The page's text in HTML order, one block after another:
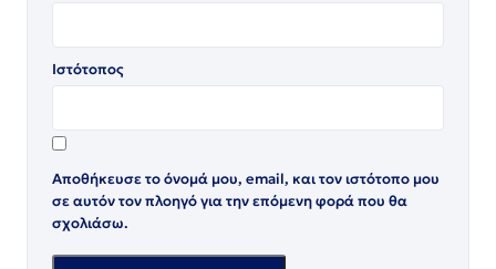
Ιστότοπος
Αποθήκευσε το όνομά μου, email, και τον ιστότοπο μου
σε αυτόν τον πλοηγό για την επόμενη φορά που θα
σχολιάσω.